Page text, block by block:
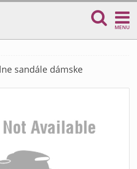
MENU
sandále dámske